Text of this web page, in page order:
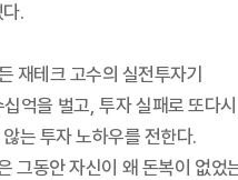
.
재테크 고수의 실전투자기
억을 벌고, 투자 실패로 또다
는 투자 노하우를 전한다.
그동안 자신이 왜 돈복이 없